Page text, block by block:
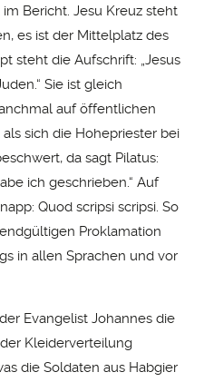
Bericht. Jesu Kreuz steht
es ist der Mittelplatz des
steht die Aufschrift: „Jesus
Sie ist gleich
auf öffentlichen
sich die Hohepriester bei
da sagt Pilatus:
ich geschrieben.“ Auf
Quod scripsi scripsi. So
Proklamation
in allen Sprachen und vor
Evangelist Johannes die
Kleiderverteilung
die Soldaten aus Habgier